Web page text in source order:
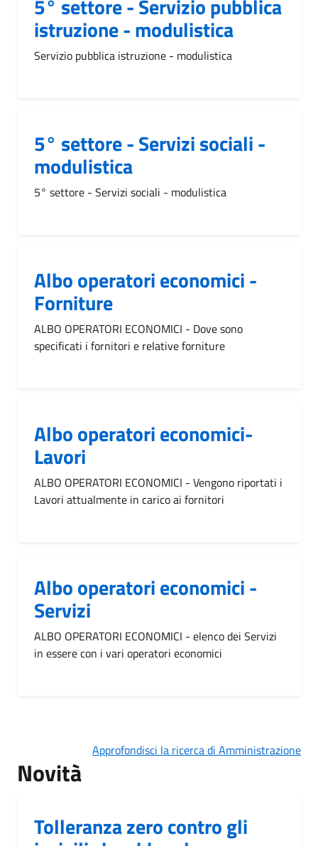
5° settore - Servizio pubblica
istruzione - modulistica
Servizio pubblica istruzione - modulistica
5° settore - Servizi sociali -
modulistica
5° settore - Servizi sociali - modulistica
Albo operatori economici -
Forniture
ALBO OPERATORI ECONOMICI - Dove sono
specificati i fornitori e relative forniture
Albo operatori economici-
Lavori
ALBO OPERATORI ECONOMICI - Vengono riportati i
Lavori attualmente in carico ai fornitori
Albo operatori economici -
Servizi
ALBO OPERATORI ECONOMICI - elenco dei Servizi
in essere con i vari operatori economici
Approfondisci la ricerca di Amministrazione
Novità
Tolleranza zero contro gli